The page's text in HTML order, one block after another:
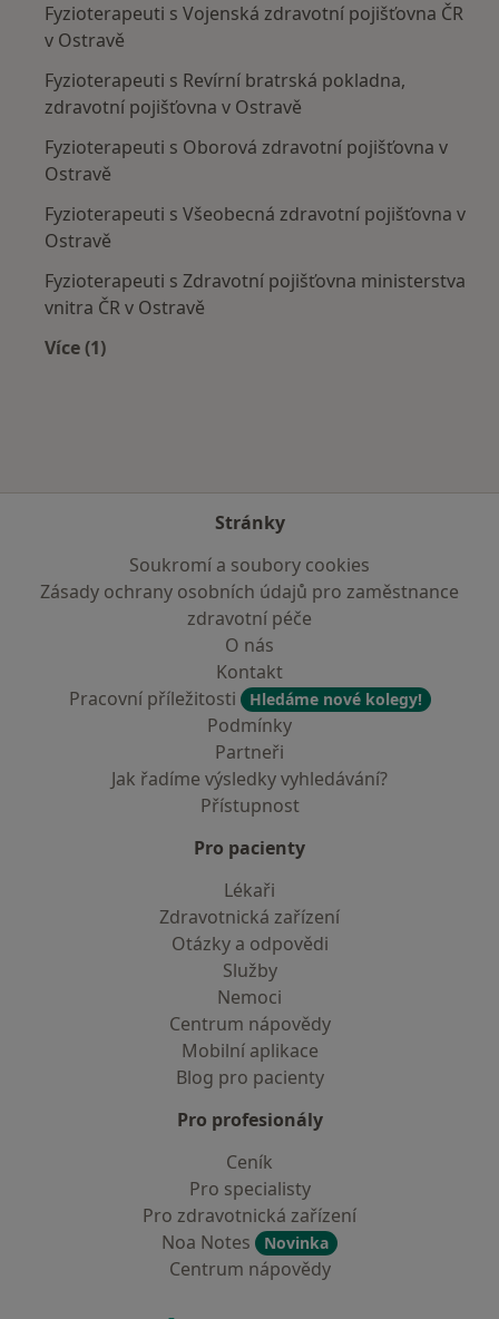
Fyzioterapeuti s Vojenská zdravotní pojišťovna ČR
v Ostravě
Fyzioterapeuti s Revírní bratrská pokladna,
zdravotní pojišťovna v Ostravě
Fyzioterapeuti s Oborová zdravotní pojišťovna v
Ostravě
Fyzioterapeuti s Všeobecná zdravotní pojišťovna v
Ostravě
Fyzioterapeuti s Zdravotní pojišťovna ministerstva
vnitra ČR v Ostravě
Více (1)
Stránky
Soukromí a soubory cookies
Zásady ochrany osobních údajů pro zaměstnance
zdravotní péče
O nás
Kontakt
Pracovní příležitosti
Hledáme nové kolegy!
Podmínky
Partneři
Jak řadíme výsledky vyhledávání?
Přístupnost
Pro pacienty
Lékaři
Zdravotnická zařízení
Otázky a odpovědi
Služby
Nemoci
Centrum nápovědy
Mobilní aplikace
Blog pro pacienty
Pro profesionály
Ceník
Pro specialisty
Pro zdravotnická zařízení
Noa Notes
Novinka
Centrum nápovědy